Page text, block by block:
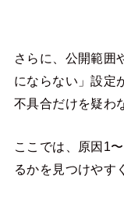
さらに、公開範囲
にならない」設定
不具合だけを疑わ
ここでは、原因1
るかを見つけやす